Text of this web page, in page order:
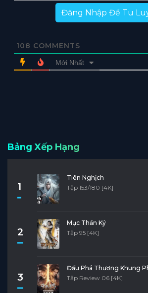
Đăng Nhập Để Tu
108 COMMENTS
Mới Nhất
Bảng Xếp Hạng
1
Tiên Nghịch
Tập 153/180 [4K]
2
Mục Thần Ký
Tập 95 [4K]
3
Đấu Phá Thương Khung
Tập Review 06 [4K]